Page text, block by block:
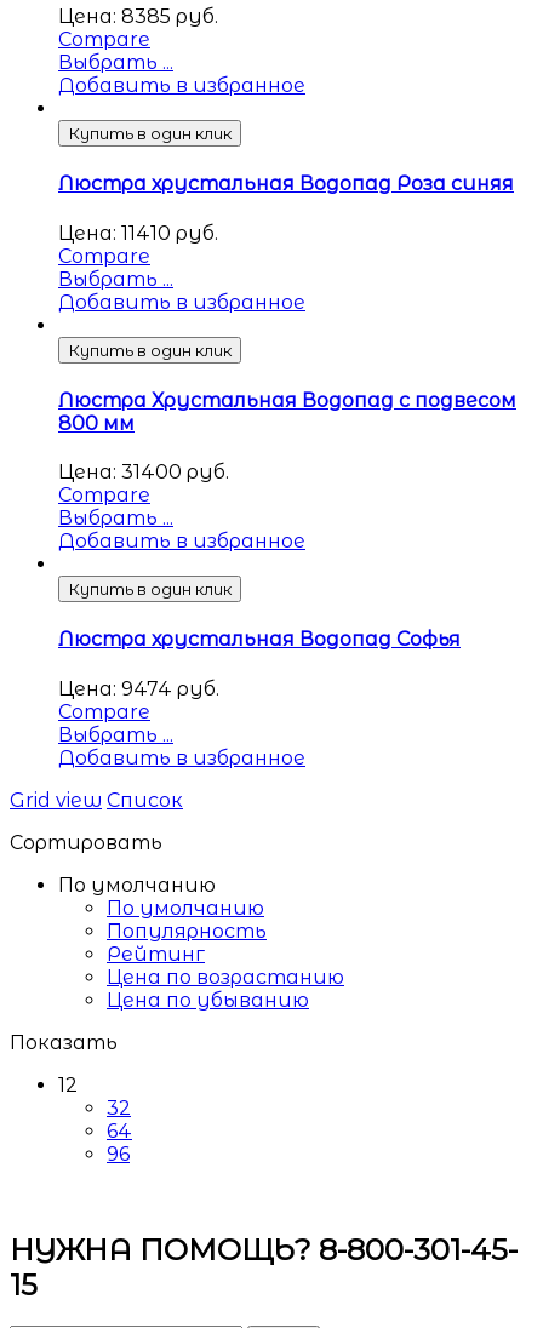
Цена: 8385 руб.
Compare
Выбрать ...
Добавить в избранное
Купить в один клик
Люстра хрустальная Водопад Роза синяя
Цена: 11410 руб.
Compare
Выбрать ...
Добавить в избранное
Купить в один клик
Люстра Хрустальная Водопад с подвесом
800 мм
Цена: 31400 руб.
Compare
Выбрать ...
Добавить в избранное
Купить в один клик
Люстра хрустальная Водопад Софья
Цена: 9474 руб.
Compare
Выбрать ...
Добавить в избранное
Grid view Список
Сортировать
По умолчанию
По умолчанию
Популярность
Рейтинг
Цена по возрастанию
Цена по убыванию
Показать
12
32
64
96
НУЖНА ПОМОЩЬ? 8-800-301-45-
15